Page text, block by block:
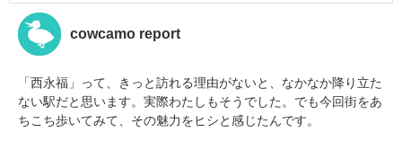
cowcamo report
「西永福」って、きっと訪れる理由がないと、なかなか降り立た
ない駅だと思います。実際わたしもそうでした。でも今回街をあ
ちこち歩いてみて、その魅力をヒシと感じたんです。